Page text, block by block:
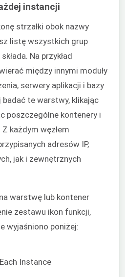
instancji
strzałki obok nazwy
listę wszystkich grup
Na przykład
między innymi moduły
serwery aplikacji i bazy
badać te warstwy, klikając
poszczególne kontenery i
każdym węzłem
adresów IP,
jak i zewnętrznych
warstwę lub kontener
zestawu ikon funkcji,
wyjaśniono poniżej: